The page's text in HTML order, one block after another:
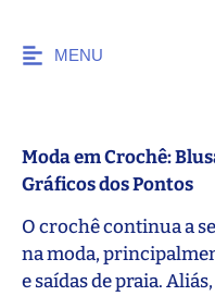
MENU
Moda em Crochê:
Gráficos dos Pontos
O crochê continua a
na moda,
e saídas de praia.